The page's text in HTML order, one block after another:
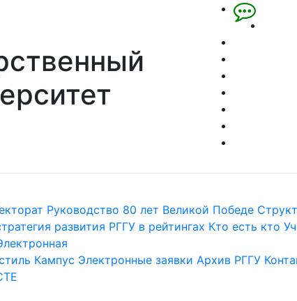
Руководство 80 лет Великой Победе
развития РГГУ в рейтингах Кто есть кто
Кампус Электронные заявки Архив РГГУ